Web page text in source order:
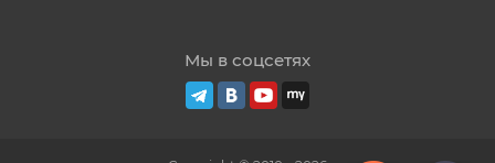
Мы в соцсетях